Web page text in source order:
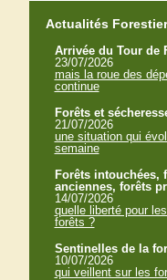
Actualités
Arrivée du Tour de
23/07/2026
mais la roue des
continue
Forêts et
21/07/2026
une situation qui
semaine
Forêts intouchées,
anciennes, forêts
14/07/2026
quelle liberté pour
forêts ?
Sentinelles de la
10/07/2026
qui veillent sur les